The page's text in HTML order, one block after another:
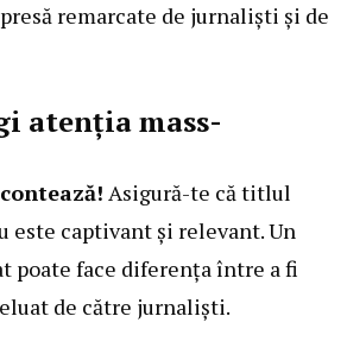
remarcate de jurnaliști și de
atenția mass-
Asigură-te că titlul
este captivant și relevant. Un
poate face diferența între a fi
de către jurnaliști.